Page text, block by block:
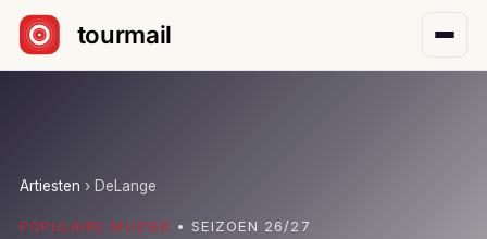
Sla navigatie over
Artiesten › DeLange
POPULAIRE MUZIEK • SEIZOEN 26/27